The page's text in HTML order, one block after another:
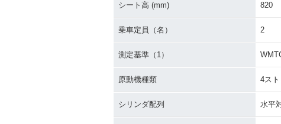
シート高 (mm) 820
乗車定員（名） 2
測定基準（1）
原動機種類 4ス
シリンダ配列 水平